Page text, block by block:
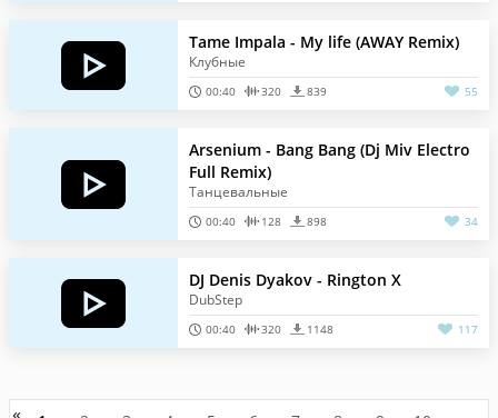
Tame Impala - My life (AWAY Remix)
Клубные
00:40 320 839 55
Arsenium - Bang Bang (Dj Miv Electro
Full Remix)
Танцевальные
00:40 128 898 34
DJ Denis Dyakov - Rington X
DubStep
00:40 320 1148 117